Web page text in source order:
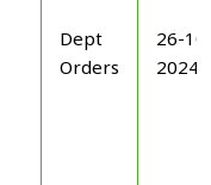
Dept
Orders
26-
2024